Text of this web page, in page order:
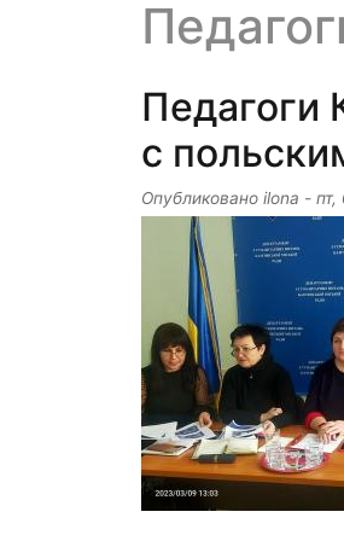
Педагоги
с
Опубликовано ilona - пт,